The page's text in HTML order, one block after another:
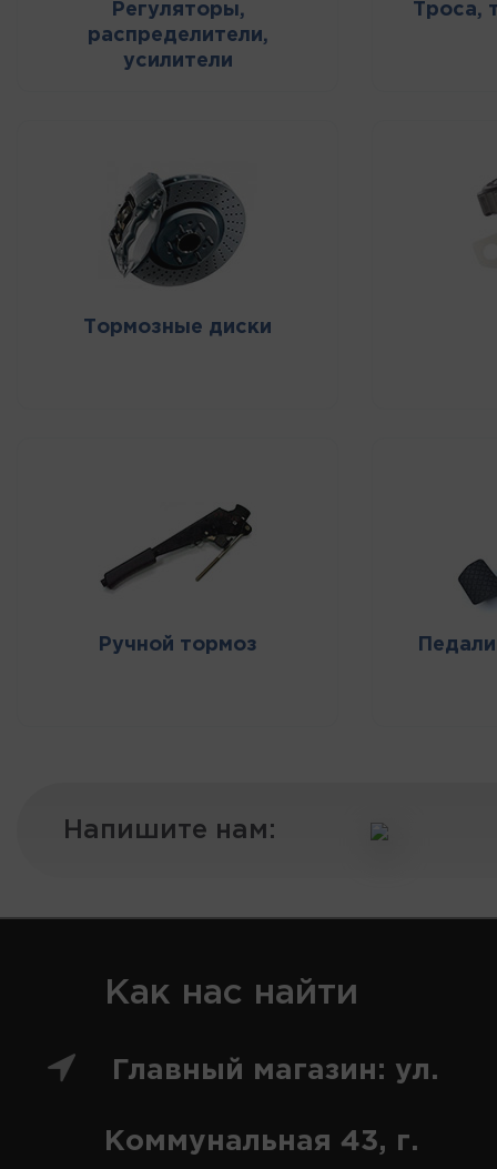
Регуляторы,
распределители,
усилители
Троса,
Тормозные диски
Ручной тормоз
Напишите нам:
Как нас найти
Главный магазин: ул.
Коммунальная 43, г.